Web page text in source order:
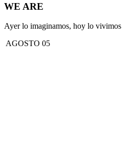
WE ARE
Ayer lo imaginamos, hoy lo vivimos
AGOSTO 05